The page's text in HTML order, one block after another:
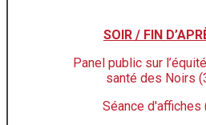
SOIR / FIN
Panel public sur
santé des Noirs
Séance d'affiches